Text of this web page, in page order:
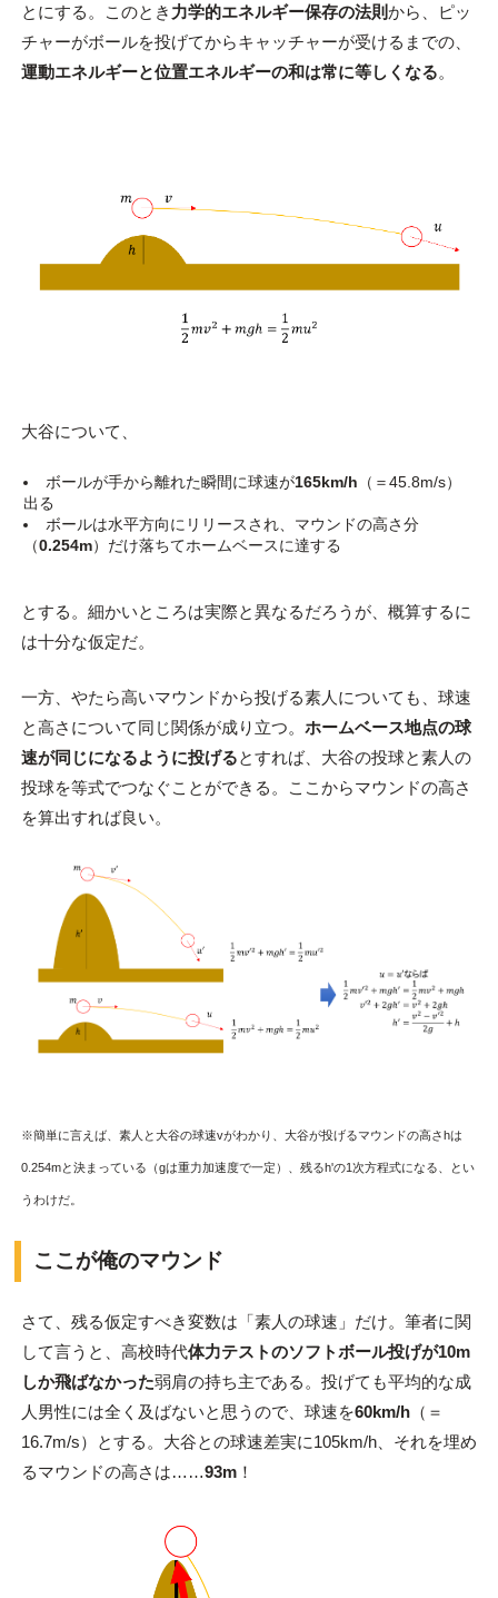
とにする。このとき 力学的エネルギー保存の法則から、ピッ
チャーがボールを投げてからキャッチャーが受けるまでの、
運動エネルギーと位置エネルギーの和は常に等しくなる。
大谷について、
ボールが手から離れた瞬間に球速が165km/h （＝45.8m/s）
出る
ボールは水平方向にリリースされ、マウンドの高さ分
（0.254m）だけ落ちてホームベースに達する
とする。細かいところは実際と異なるだろうが、概算するに
は十分な仮定だ。
一方、やたら高いマウンドから投げる素人についても、球速
と高さについて同じ関係が成り立つ。 ホームベース地点の球
速が同じになるように投げるとすれば、大谷の投球と素人の
投球を等式でつなぐことができる。ここからマウンドの高さ
を算出すれば良い。
※簡単に言えば、素人と大谷の球速vがわかり、大谷が投げるマウンドの高さhは
0.254mと決まっている（gは重力加速度で一定）、残るh'の1次方程式になる、とい
うわけだ。
ここが俺のマウンド
さて、残る仮定すべき変数は「素人の球速」だけ。筆者に関
して言うと、高校時代体力テストのソフトボール投げが10m
しか飛ばなかった弱肩の持ち主である。投げても平均的な成
人男性には全く及ばないと思うので、球速を60km/h（＝
16.7m/s）とする。大谷との球速差実に105km/h、それを埋め
るマウンドの高さは……93m！